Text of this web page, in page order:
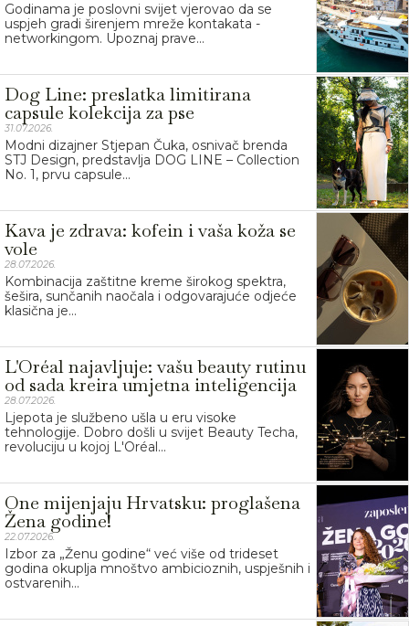
Godinama je poslovni svijet vjerovao da se
uspjeh gradi širenjem mreže kontakata -
networkingom. Upoznaj prave...
Dog Line: preslatka limitirana
capsule kolekcija za pse
31.07.2026.
Modni dizajner Stjepan Čuka, osnivač brenda
STJ Design, predstavlja DOG LINE – Collection
No. 1, prvu capsule...
Kava je zdrava: kofein i vaša koža se
vole
28.07.2026.
Kombinacija zaštitne kreme širokog spektra,
šešira, sunčanih naočala i odgovarajuće odjeće
klasična je...
L'Oréal najavljuje: vašu beauty rutinu
od sada kreira umjetna inteligencija
28.07.2026.
Ljepota je službeno ušla u eru visoke
tehnologije. Dobro došli u svijet Beauty Techa,
revoluciju u kojoj L'Oréal...
One mijenjaju Hrvatsku: proglašena
Žena godine!
22.07.2026.
Izbor za „Ženu godine“ već više od trideset
godina okuplja mnoštvo ambicioznih, uspješnih i
ostvarenih...